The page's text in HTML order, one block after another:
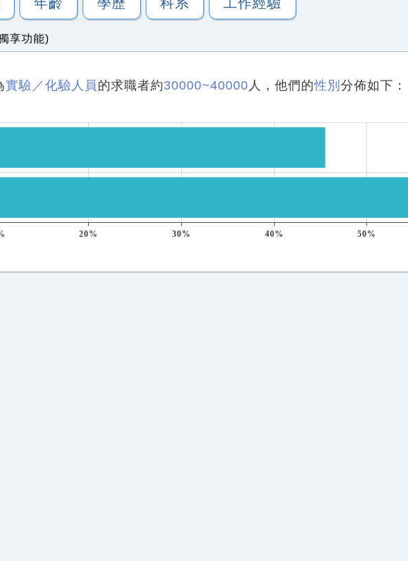
享功能)
實驗／化驗人員 的求職者約30000~40000 人，他們的性別 分佈如下：
20% 30% 40% 50%